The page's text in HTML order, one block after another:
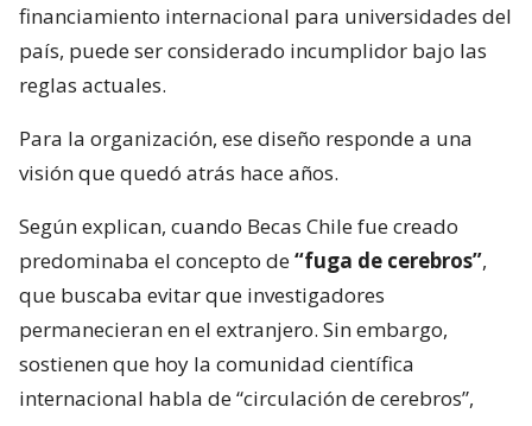
financiamiento internacional para universidades del
país, puede ser considerado incumplidor bajo las
reglas actuales.
Para la organización, ese diseño responde a una
visión que quedó atrás hace años.
Según explican, cuando Becas Chile fue creado
predominaba el concepto de“fuga de cerebros”,
que buscaba evitar que investigadores
permanecieran en el extranjero. Sin embargo,
sostienen que hoy la comunidad científica
internacional habla de “circulación de cerebros”,